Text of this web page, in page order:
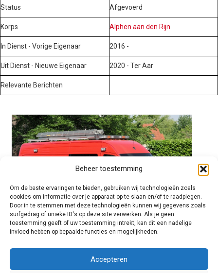
Beheer toestemming
Om de beste ervaringen te bieden, gebruiken wij technologieën zoals
cookies om informatie over je apparaat op te slaan en/of te raadplegen.
Door in te stemmen met deze technologieën kunnen wij gegevens zoals
surfgedrag of unieke ID's op deze site verwerken. Als je geen
toestemming geeft of uw toestemming intrekt, kan dit een nadelige
invloed hebben op bepaalde functies en mogelijkheden.
Accepteren
Status Afgevoerd
Korps Alphen aan den Rijn
In Dienst - Vorige Eigenaar 2016 -
Uit Dienst - Nieuwe Eigenaar 2020 - Ter Aar
Relevante Berichten